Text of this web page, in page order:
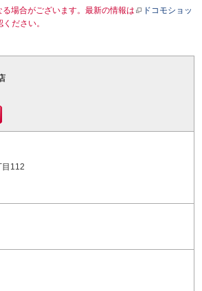
場合がございます。最新の情報は
ドコモショッ
ださい。
目112